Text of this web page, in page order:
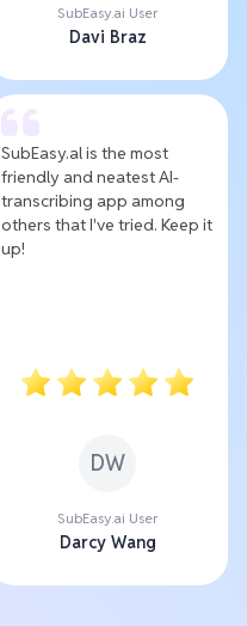
SubEasy.ai User
Davi Braz
SubEasy.al is the most
friendly and neatest AI-
transcribing app among
others that I've tried. Keep it
up!
DW
SubEasy.ai User
Darcy Wang